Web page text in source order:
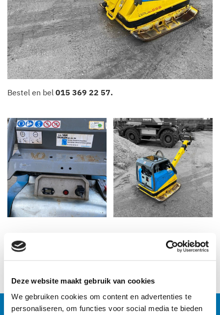
Deze website maakt gebruik van cookies
We gebruiken cookies om content en advertenties te
personaliseren, om functies voor social media te bieden
Bestel en bel 015 369 22 57.